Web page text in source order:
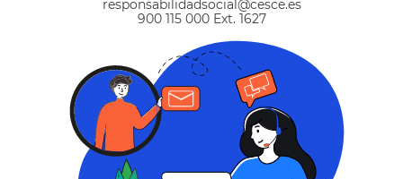
responsabilidadsocial@cesce.es
900 115 000 Ext. 1627